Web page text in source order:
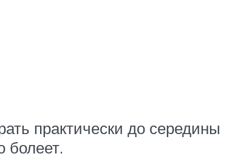
практически до середины
болеет.